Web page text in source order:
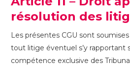
résolution des
Les présentes CGU sont
tout litige éventuel s’y rapportant
compétence exclusive des